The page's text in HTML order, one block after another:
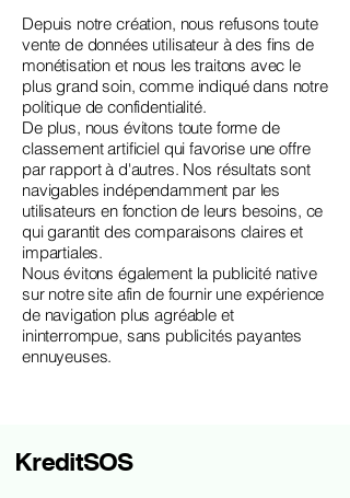
Depuis notre création, nous refusons toute
vente de données utilisateur à des fins de
monétisation et nous les traitons avec le
plus grand soin, comme indiqué dans notre
politique de confidentialité.
De plus, nous évitons toute forme de
classement artificiel qui favorise une offre
par rapport à d'autres. Nos résultats sont
navigables indépendamment par les
utilisateurs en fonction de leurs besoins, ce
qui garantit des comparaisons claires et
impartiales.
Nous évitons également la publicité native
sur notre site afin de fournir une expérience
de navigation plus agréable et
ininterrompue, sans publicités payantes
ennuyeuses.
KreditSOS